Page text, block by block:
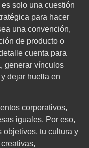
solo una cuestión
para hacer
una convención,
de producto o
cuenta para
generar vínculos
dejar huella en
corporativos,
iguales. Por eso,
objetivos, tu cultura y